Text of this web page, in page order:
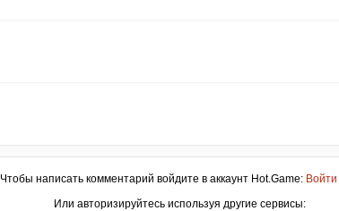
Чтобы написать комментарий войдите в аккаунт Hot.Game: Войти
Или авторизируйтесь используя другие сервисы: